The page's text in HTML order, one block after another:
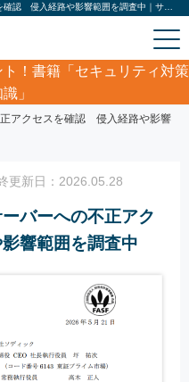
！書籍「セキュリティ対策
」
報漏洩ニュース
アクセスを確認 侵入経路や影響
新日：2026.05.28
バーへの不正アク
響範囲を調査中